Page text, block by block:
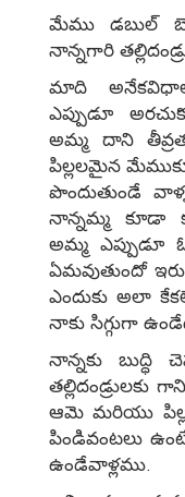
మేము డబుల్‌
నాన్నగారి
మాది అనేకవిధాల
ఎప్పుడూ
అమ్మ దాని
పిల్లలమైన
పొందుతుండే
నాన్నమ్మ కూడా
అమ్మ
ఏమవుతుందో
ఎందుకు అలా
నాకు సిగ్గుగా
నాన్నకు
తల్లిదండ్రులకు
ఆమె మరియు
పిండివంటలు
ఉండేవాళ్లము.